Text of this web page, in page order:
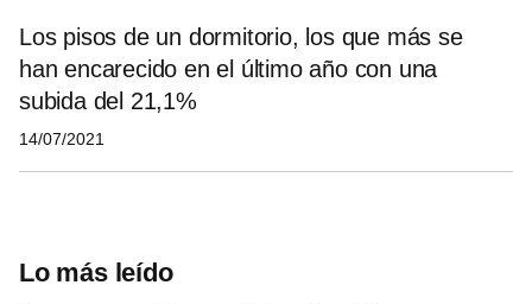
Los pisos de un dormitorio, los que más se
han encarecido en el último año con una
subida del 21,1%
14/07/2021
Lo más leído